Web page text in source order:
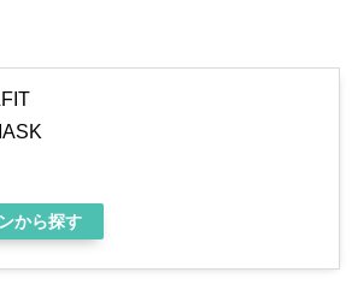
から探す